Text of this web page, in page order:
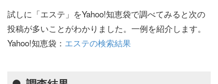
試しに「エステ」をYahoo!知恵袋で調べてみると次の
投稿が多いことがわかりました。一例を紹介します。
Yahoo!知恵袋： エステの検索結果